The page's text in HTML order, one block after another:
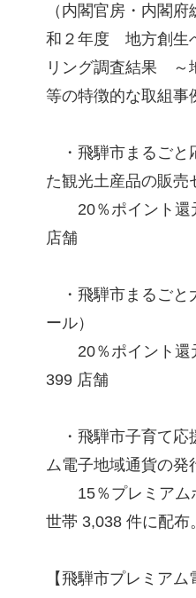
（内閣官房・内閣
和２年度 地方創生
リング調査結果 ～
等の特徴的な取組事
・飛騨市まるごと
た観光土産品の販売
20％ポイント還
店舗
・飛騨市まるごと
ール）
20％ポイント還
399 店舗
・飛騨市子育て応
ム電子地域通貨の発
15％プレミアム
世帯 3,038 件に配布。
【飛騨市プレミア